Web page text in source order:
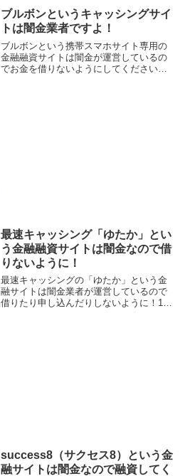
ブルボンというキャッシングサイ
トは闇金業者ですよ！
ブルボンという携帯スマホサイト専用の
金融融資サイトは闇金が運営しているの
でお金を借りないようにしてください！
最速キャッシング「ゆたか」とい
う金融融資サイトは闇金なので借
りないように！
最速キャッシングの「ゆたか」という金
融サイトは闇金業者が運営しているので
借りたり申し込んだりしないように！10
success8（サクセス8）という金
融サイトは闇金なので融資してく